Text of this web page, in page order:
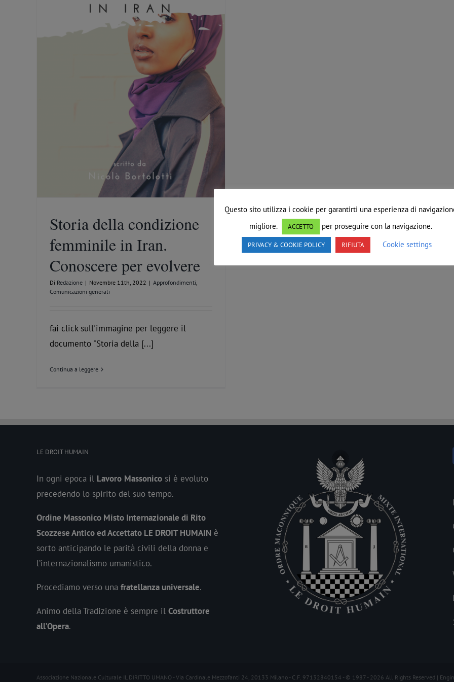
Storia della condizione
femminile in Iran.
Conoscere per evolvere
Di Redazione | Novembre 11th, 2022 | Approfondimenti,
Comunicazioni generali
fai click sull'immagine per leggere il
documento "Storia della [...]
Continua a leggere
LE DROIT HUMAIN
In ogni epoca il Lavoro Massonico si è evoluto
precedendo lo spirito del suo tempo.
Ordine Massonico Misto Internazionale di Rito
Scozzese Antico ed Accettato LE DROIT HUMAIN è
sorto anticipando le parità civili della donna e
l’internazionalismo umanistico.
Procediamo verso una fratellanza universale.
Animo della Tradizione è sempre il Costruttore
all’Opera.
Associazione Nazionale Culturale IL DIRITTO UMANO - Via Cardinale Mezzofanti 24, 20133 Milano - C.F. 97132840154 - © 1987 - 2026 All Rights Reserved |
Questo sito utilizza i cookie per garantirti una esperienza di
migliore.
ACCETTO per proseguire con la navigazione.
PRIVACY & COOKIE POLICY RIFIUTA Cookie settings